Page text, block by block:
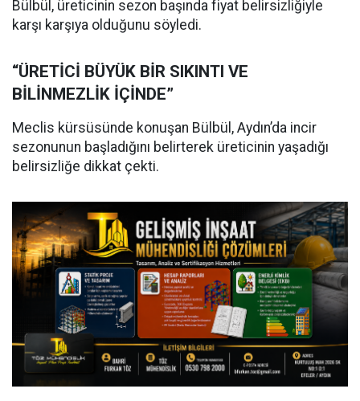
Bülbül, üreticinin sezon başında fiyat belirsizliğiyle
karşı karşıya olduğunu söyledi.
“ÜRETİCİ BÜYÜK BİR SIKINTI VE
BİLİNMEZLİK İÇİNDE”
Meclis kürsüsünde konuşan Bülbül, Aydın’da incir
sezonunun başladığını belirterek üreticinin yaşadığı
belirsizliğe dikkat çekti.